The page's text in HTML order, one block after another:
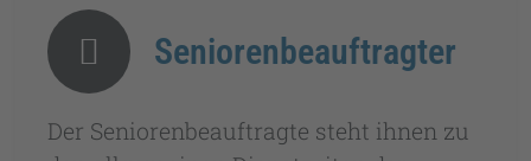
Seniorenbeauftragter
Der Seniorenbeauftragte steht ihnen zu